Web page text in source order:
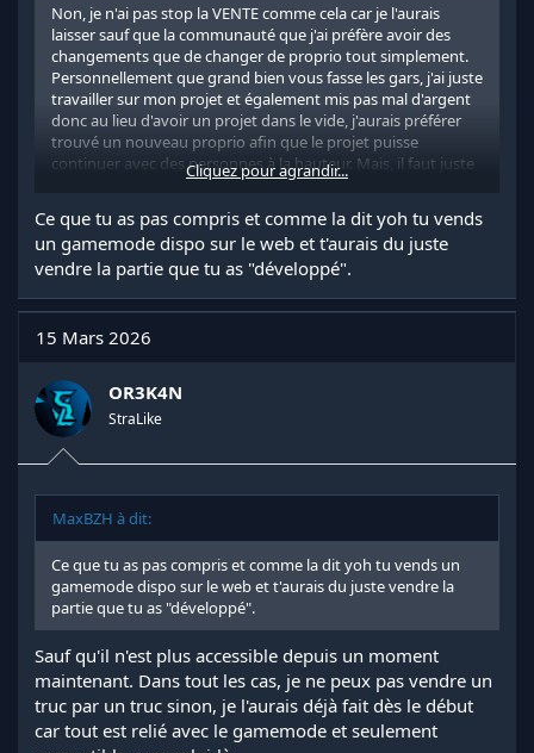
Non, je n'ai pas stop la VENTE comme cela car je l'aurais
laisser sauf que la communauté que j'ai préfère avoir des
changements que de changer de proprio tout simplement.
Personnellement que grand bien vous fasse les gars, j'ai juste
travailler sur mon projet et également mis pas mal d'argent
donc au lieu d'avoir un projet dans le vide, j'aurais préférer
trouvé un nouveau proprio afin que le projet puisse
continuer avec des personnes à la hauteur. Mais, il faut juste
voir la qualité de discussion pour comprendre les
quand même.
Oui ne t'en fais pas également pour les conséquences, je l'ai
connais parfaitement ( La clôture du Compte GmodStore
Enfin dans tout les cas la discussion et close donc je vous
Cliquez pour agrandir...
Ce que tu as pas compris et comme la dit yoh tu vends
un gamemode dispo sur le web et t'aurais du juste
vendre la partie que tu as "développé".
15 Mars 2026
OR3K4N
StraLike
MaxBZH à dit:
Ce que tu as pas compris et comme la dit yoh tu vends un
gamemode dispo sur le web et t'aurais du juste vendre la
partie que tu as "développé".
Sauf qu'il n'est plus accessible depuis un moment
maintenant. Dans tout les cas, je ne peux pas vendre un
truc par un truc sinon, je l'aurais déjà fait dès le début
car tout est relié avec le gamemode et seulement